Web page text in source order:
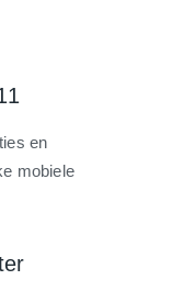
en
mobiele